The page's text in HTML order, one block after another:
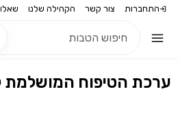
התחברות צור קשר הקהילה שלנו
ערכת הטיפוח המושלמת